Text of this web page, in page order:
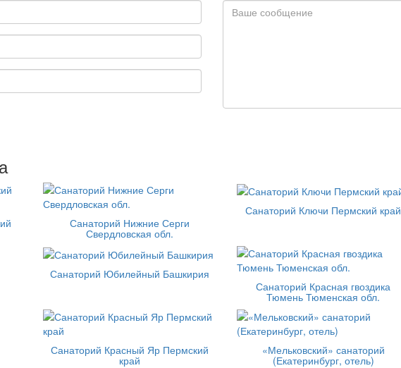
Санаторий Нижние Серги
Свердловская обл.
Санаторий Ключи Пермский край
Санаторий Юбилейный Башкирия
Санаторий Красная гвоздика
Тюмень Тюменская обл.
Санаторий Красный Яр Пермский
край
«Мельковский» санаторий
(Екатеринбург, отель)